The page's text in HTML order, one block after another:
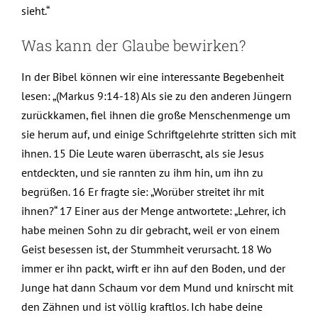
sieht.“
Was kann der Glaube bewirken?
In der Bibel können wir eine interessante Begebenheit
lesen: „(Markus 9:14-18) Als sie zu den anderen Jüngern
zurückkamen, fiel ihnen die große Menschenmenge um
sie herum auf, und einige Schriftgelehrte stritten sich mit
ihnen. 15 Die Leute waren überrascht, als sie Jesus
entdeckten, und sie rannten zu ihm hin, um ihn zu
begrüßen. 16 Er fragte sie: „Worüber streitet ihr mit
ihnen?“ 17 Einer aus der Menge antwortete: „Lehrer, ich
habe meinen Sohn zu dir gebracht, weil er von einem
Geist besessen ist, der Stummheit verursacht. 18 Wo
immer er ihn packt, wirft er ihn auf den Boden, und der
Junge hat dann Schaum vor dem Mund und knirscht mit
den Zähnen und ist völlig kraftlos. Ich habe deine